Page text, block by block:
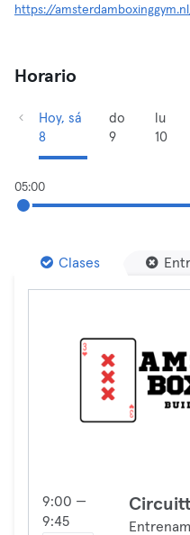
https://
Horario
Hoy, sá
8
do
9
lu
10
05:00
Clases
9:00 —
9:45